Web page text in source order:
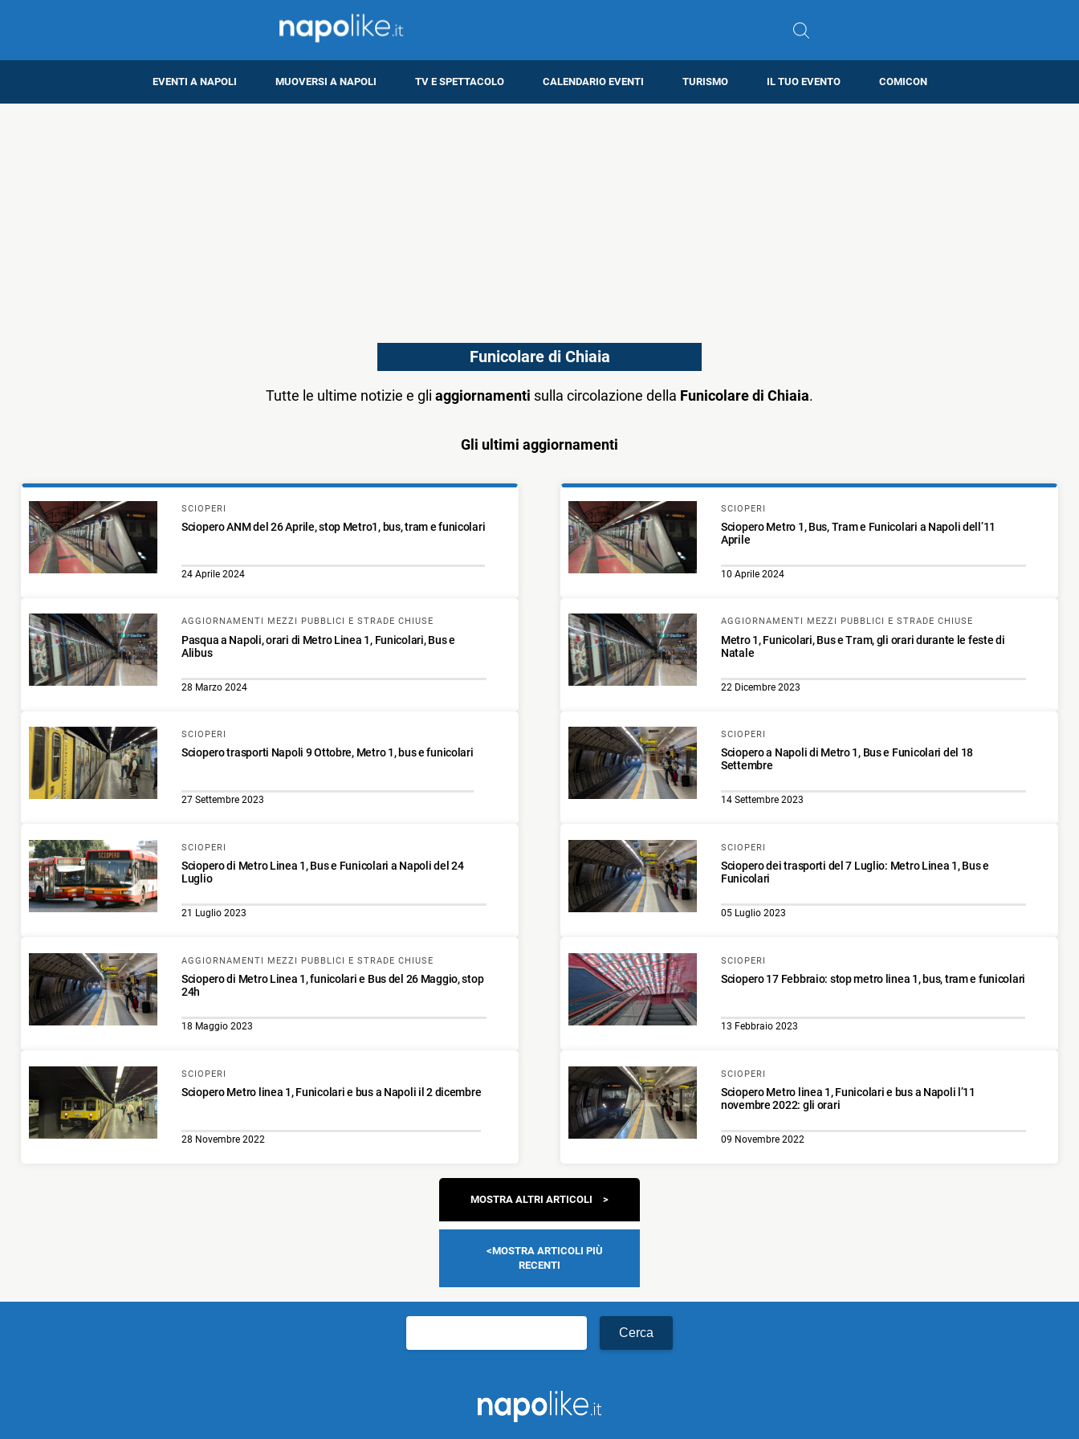
EVENTI A NAPOLI MUOVERSI A NAPOLI TV E SPETTACOLO CALENDARIO EVENTI TURISMO IL TUO EVENTO COMICON
Funicolare di Chiaia
Tutte le ultime notizie e gli aggiornamenti sulla circolazione della Funicolare di Chiaia.
Gli ultimi aggiornamenti
SCIOPERI
Sciopero ANM del 26 Aprile, stop Metro1, bus, tram e funicolari
24 Aprile 2024
SCIOPERI
Sciopero Metro 1, Bus, Tram e Funicolari a Napoli dell’11
Aprile
10 Aprile 2024
AGGIORNAMENTI MEZZI PUBBLICI E STRADE CHIUSE
Pasqua a Napoli, orari di Metro Linea 1, Funicolari, Bus e
Alibus
28 Marzo 2024
AGGIORNAMENTI MEZZI PUBBLICI E STRADE CHIUSE
Metro 1, Funicolari, Bus e Tram, gli orari durante le feste di
Natale
22 Dicembre 2023
SCIOPERI
Sciopero trasporti Napoli 9 Ottobre, Metro 1, bus e funicolari
27 Settembre 2023
SCIOPERI
Sciopero a Napoli di Metro 1, Bus e Funicolari del 18
Settembre
14 Settembre 2023
SCIOPERI
Sciopero di Metro Linea 1, Bus e Funicolari a Napoli del 24
Luglio
21 Luglio 2023
SCIOPERI
Sciopero dei trasporti del 7 Luglio: Metro Linea 1, Bus e
Funicolari
05 Luglio 2023
AGGIORNAMENTI MEZZI PUBBLICI E STRADE CHIUSE
Sciopero di Metro Linea 1, funicolari e Bus del 26 Maggio, stop
24h
18 Maggio 2023
SCIOPERI
Sciopero 17 Febbraio: stop metro linea 1, bus, tram e funicolari
13 Febbraio 2023
SCIOPERI
Sciopero Metro linea 1, Funicolari e bus a Napoli il 2 dicembre
28 Novembre 2022
SCIOPERI
Sciopero Metro linea 1, Funicolari e bus a Napoli l’11
novembre 2022: gli orari
09 Novembre 2022
Navigazione
articoli
MOSTRA ALTRI ARTICOLI
MOSTRA ARTICOLI PIÙ
RECENTI
per: